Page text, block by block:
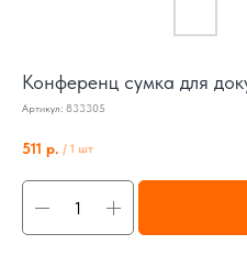
Конференц сумка для
Артикул: 833305
511 р. / 1 шт